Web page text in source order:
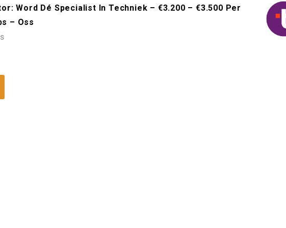
Word Dé Specialist In Techniek – €3.200 – €3.500 Per
– Oss